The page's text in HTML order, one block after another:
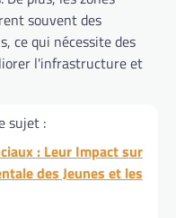
souvent des
ce qui nécessite des
l'infrastructure et
sujet :
: Leur Impact sur
des Jeunes et les